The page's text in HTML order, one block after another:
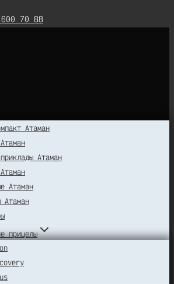
70 88
Атаман
Атаман
Атаман
Атаман
прицелы